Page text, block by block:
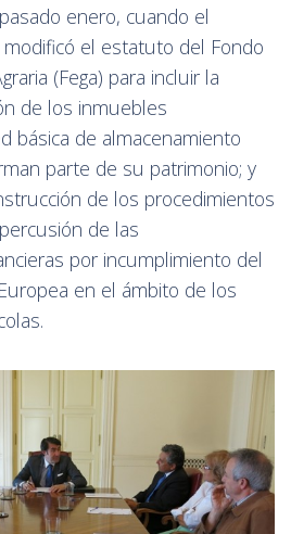
enero, cuando el
el estatuto del Fondo
(Fega) para incluir la
de los inmuebles
básica de almacenamiento
parte de su patrimonio; y
de los procedimientos
de las
por incumplimiento del
en el ámbito de los